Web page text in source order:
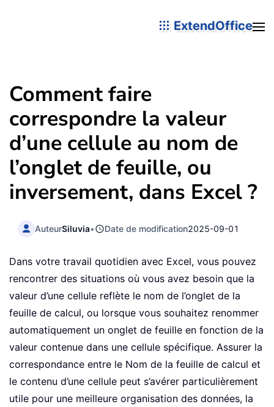
ExtendOffice
Comment faire
correspondre la valeur
d’une cellule au nom de
l’onglet de feuille, ou
inversement, dans Excel ?
AuteurSiluvia• Date de modification2025-09-01
Dans votre travail quotidien avec Excel, vous pouvez
rencontrer des situations où vous avez besoin que la
valeur d’une cellule reflète le nom de l’onglet de la
feuille de calcul, ou lorsque vous souhaitez renommer
automatiquement un onglet de feuille en fonction de la
valeur contenue dans une cellule spécifique. Assurer la
correspondance entre le Nom de la feuille de calcul et
le contenu d’une cellule peut s’avérer particulièrement
utile pour une meilleure organisation des données, la